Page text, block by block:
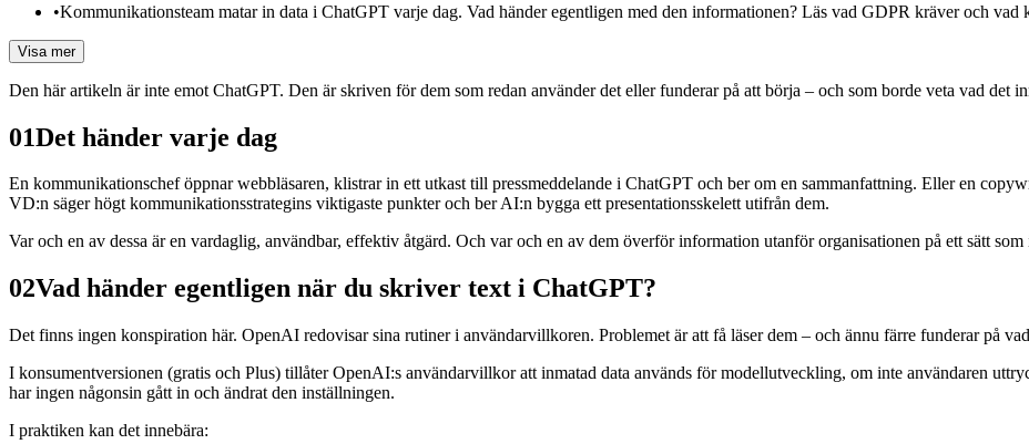
•Kommunikationsteam matar in data i ChatGPT varje dag. Vad händer egentligen med den informationen? Läs vad GDPR kräver och vad
Visa mer
Den här artikeln är inte emot ChatGPT. Den är skriven för dem som redan använder det eller funderar på att börja – och som borde veta vad det
01Det händer varje dag
En kommunikationschef öppnar webbläsaren, klistrar in ett utkast till pressmeddelande i ChatGPT och ber om en sammanfattning. Eller en
VD:n säger högt kommunikationsstrategins viktigaste punkter och ber AI:n bygga ett presentationsskelett utifrån dem.
Var och en av dessa är en vardaglig, användbar, effektiv åtgärd. Och var och en av dem överför information utanför organisationen på ett sätt
02Vad händer egentligen när du skriver text i ChatGPT?
Det finns ingen konspiration här. OpenAI redovisar sina rutiner i användarvillkoren. Problemet är att få läser dem – och ännu färre funderar på
I konsumentversionen (gratis och Plus) tillåter OpenAI:s användarvillkor att inmatad data används för modellutveckling, om inte användaren
har ingen någonsin gått in och ändrat den inställningen.
I praktiken kan det innebära: